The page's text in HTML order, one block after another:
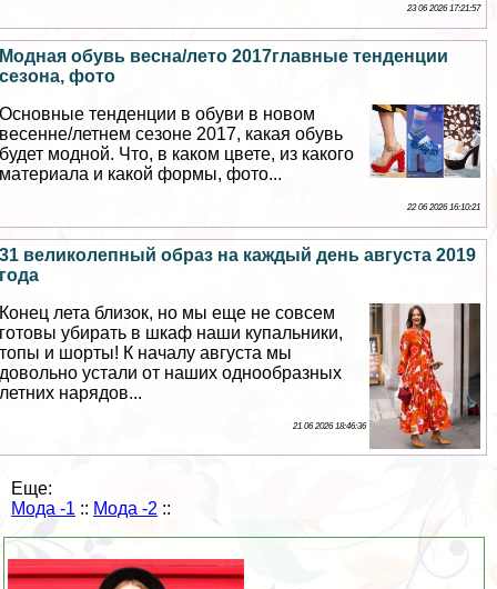
23 06 2026 17:21:57
Модная обувь весна/лето 2017главные тенденции
сезона, фото
Основные тенденции в обуви в новом
весенне/летнем сезоне 2017, какая обувь
будет модной. Что, в каком цвете, из какого
материала и какой формы, фото...
22 06 2026 16:10:21
31 великолепный образ на каждый день августа 2019
года
Конец лета близок, но мы еще не совсем
готовы убирать в шкаф наши купальники,
топы и шорты! К началу августа мы
довольно устали от наших однообразных
летних нарядов...
21 06 2026 18:46:36
Еще:
Мода -1 :: Мода -2 ::